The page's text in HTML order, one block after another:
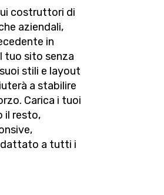
costruttori di
aziendali,
in
tuo sito senza
stili e layout
a stabilire
Carica i tuoi
il resto,
a tutti i